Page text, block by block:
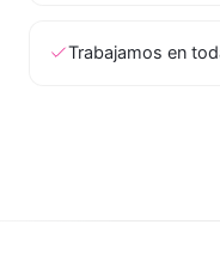
Trabajamos en